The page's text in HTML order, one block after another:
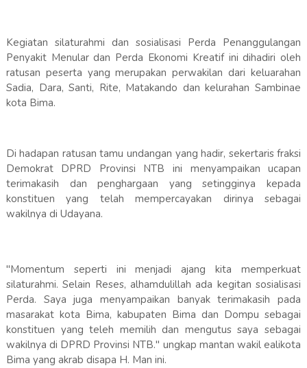
Kegiatan silaturahmi dan sosialisasi Perda Penanggulangan
Penyakit Menular dan Perda Ekonomi Kreatif ini dihadiri oleh
ratusan peserta yang merupakan perwakilan dari keluarahan
Sadia, Dara, Santi, Rite, Matakando dan kelurahan Sambinae
kota Bima.
Di hadapan ratusan tamu undangan yang hadir, sekertaris fraksi
Demokrat DPRD Provinsi NTB ini menyampaikan ucapan
terimakasih dan penghargaan yang setingginya kepada
konstituen yang telah mempercayakan dirinya sebagai
wakilnya di Udayana.
"Momentum seperti ini menjadi ajang kita memperkuat
silaturahmi. Selain Reses, alhamdulillah ada kegitan sosialisasi
Perda. Saya juga menyampaikan banyak terimakasih pada
masarakat kota Bima, kabupaten Bima dan Dompu sebagai
konstituen yang teleh memilih dan mengutus saya sebagai
wakilnya di DPRD Provinsi NTB." ungkap mantan wakil ealikota
Bima yang akrab disapa H. Man ini.